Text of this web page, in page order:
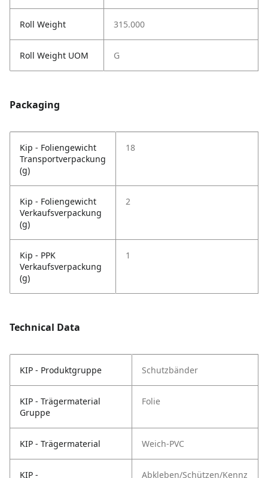
Roll Weight 315.000
Roll Weight UOM G
Packaging
Kip - Foliengewicht
Transportverpackung
(g)
18
Kip - Foliengewicht
Verkaufsverpackung
(g)
2
Kip - PPK
Verkaufsverpackung
(g)
1
Technical Data
KIP - Produktgruppe Schutzbänder
KIP - Trägermaterial
Gruppe
Folie
KIP - Trägermaterial Weich-PVC
KIP -
Abkleben/Schützen/Kennz